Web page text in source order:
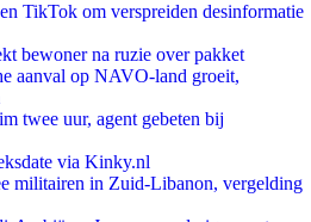
TikTok om verspreiden desinformatie
bewoner na ruzie over pakket
aanval op NAVO-land groeit,
twee uur, agent gebeten bij
via Kinky.nl
militairen in Zuid-Libanon, vergelding